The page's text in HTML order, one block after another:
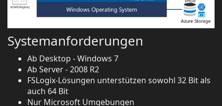
Systemanforderungen
Ab Desktop - Windows 7
Ab Server - 2008 R2
FSLogix-Lösungen unterstützen sowohl 32 Bit als
auch 64 Bit
Nur Microsoft Umgebungen